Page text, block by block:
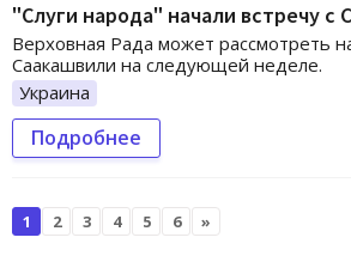
"Слуги народа" начали встречу с
Верховная Рада может рассмотреть
Саакашвили на следующей неделе.
Украина
Подробнее
1 2 3 4 5 6 »